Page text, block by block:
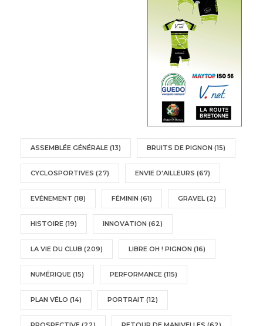
ASSEMBLÉE GÉNÉRALE (13) BRUITS DE PIGNON (15)
CYCLOSPORTIVES (27) ENVIE D'AILLEURS (67)
EVÉNEMENT (18) FÉMININ (61) GRAVEL (2)
HISTOIRE (19) INNOVATION (62)
LA VIE DU CLUB (209) LIBRE OH ! PIGNON (16)
NUMÉRIQUE (15) PERFORMANCE (115)
PLAN VÉLO (14) PORTRAIT (12)